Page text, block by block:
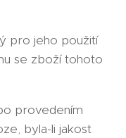
pro jeho použití
se zboží tohoto
provedením
byla-li jakost